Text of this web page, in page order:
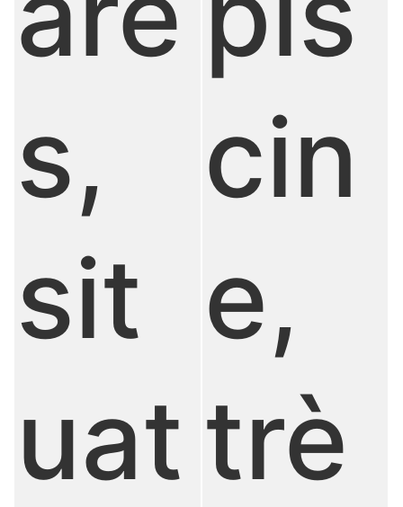
s,
sit
uat
cin
e,
trè